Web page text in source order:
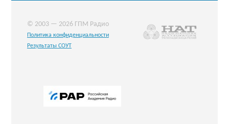
© 2003 — 2026 ГПМ Радио
Политика конфиденциальности
Результаты СОУТ